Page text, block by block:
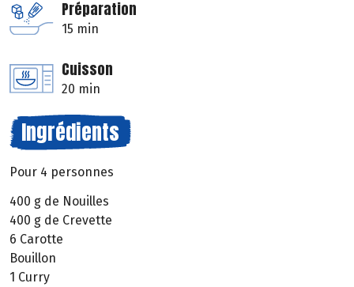
Préparation
15 min
Cuisson
20 min
Ingrédients
Pour 4 personnes
400 g de Nouilles
400 g de Crevette
6 Carotte
Bouillon
1 Curry